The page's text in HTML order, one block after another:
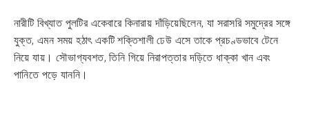
নারীটি বিখ্যাত পুলটির একেবারে কিনারায় দাঁড়িয়েছিলেন, যা সরাসরি সমুদ্রের সঙ্গে
যুক্ত, এমন সময় হঠাৎ একটি শক্তিশালী ঢেউ এসে তাকে প্রচণ্ডভাবে টেনে
নিয়ে যায়। সৌভাগ্যবশত, তিনি গিয়ে নিরাপত্তার দড়িতে ধাক্কা খান এবং
পানিতে পড়ে যাননি।